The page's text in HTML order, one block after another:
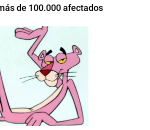
de 100.000 afectados